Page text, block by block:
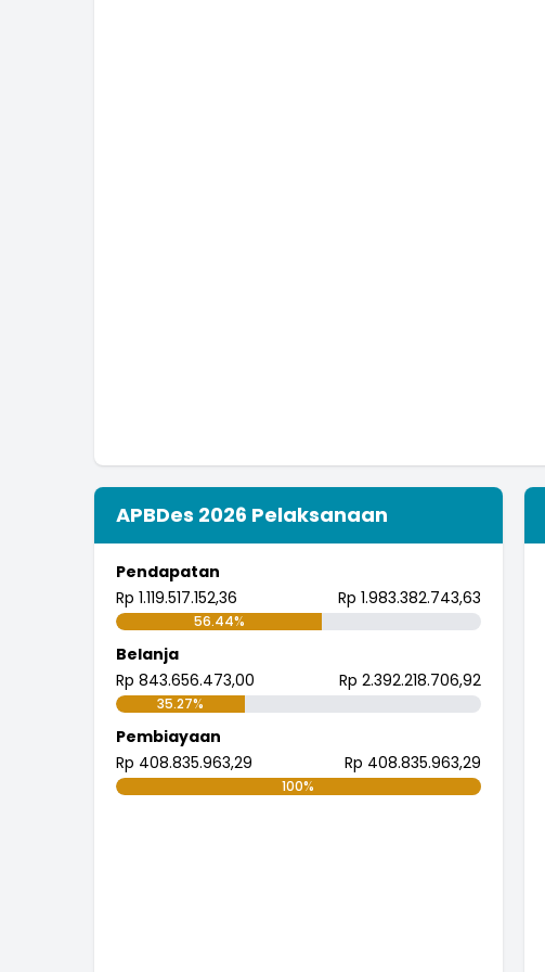
APBDes 2026 Pelaksanaan
Pendapatan
Rp 1.119.517.152,36
Rp 1.983.382.743,63
56.44%
Belanja
Rp 843.656.473,00
Rp 2.392.218.706,92
35.27%
Pembiayaan
Rp 408.835.963,29
Rp 408.835.963,29
100%